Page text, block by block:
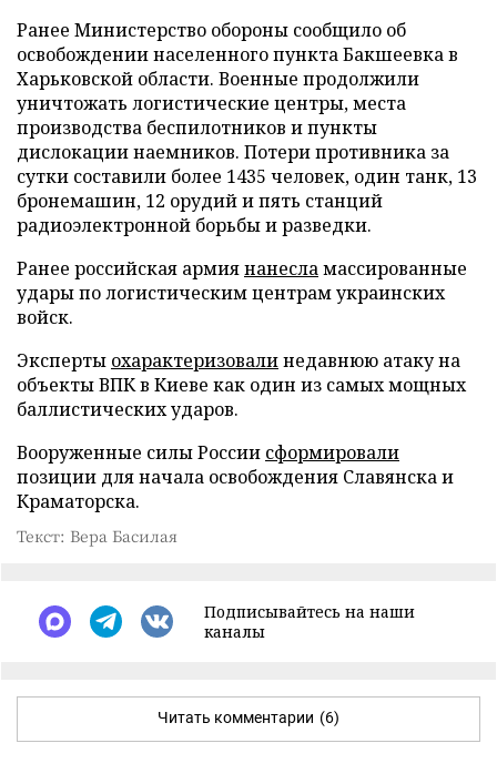
Ранее Министерство обороны сообщило об
освобождении населенного пункта Бакшеевка в
Харьковской области. Военные продолжили
уничтожать логистические центры, места
производства беспилотников и пункты
дислокации наемников. Потери противника за
сутки составили более 1435 человек, один танк, 13
бронемашин, 12 орудий и пять станций
радиоэлектронной борьбы и разведки.
Ранее российская армиянанесламассированные
удары по логистическим центрам украинских
войск.
Эксперты охарактеризовалинедавнюю атаку на
объекты ВПК в Киеве как один из самых мощных
баллистических ударов.
Вооруженные силы России сформировали
позиции для начала освобождения Славянска и
Краматорска.
Текст: Вера Басилая
Подписывайтесь на наши
каналы
Читать комментарии (6)